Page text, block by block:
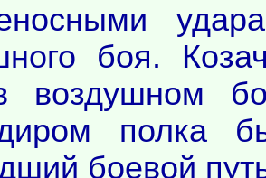
боя.
воздушном
полка
боевой